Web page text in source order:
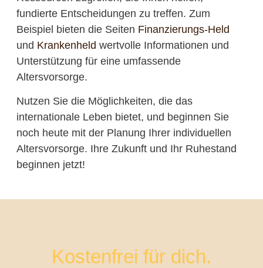
fundierte Entscheidungen zu treffen. Zum
Beispiel bieten die Seiten Finanzierungs-Held
und Krankenheld wertvolle Informationen und
Unterstützung für eine umfassende
Altersvorsorge.
Nutzen Sie die Möglichkeiten, die das
internationale Leben bietet, und beginnen Sie
noch heute mit der Planung Ihrer individuellen
Altersvorsorge. Ihre Zukunft und Ihr Ruhestand
beginnen jetzt!
Kostenfrei für dich.